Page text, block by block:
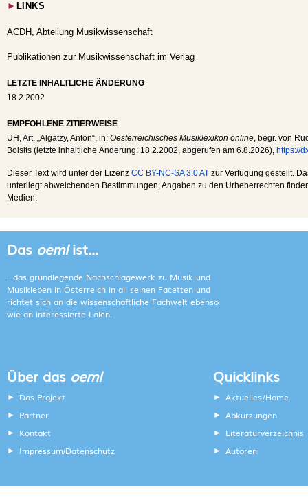
► LINKS
ACDH, Abteilung Musikwissenschaft
Publikationen zur Musikwissenschaft im Verlag
LETZTE INHALTLICHE ÄNDERUNG
18.2.2002
EMPFOHLENE ZITIERWEISE
UH , Art. „Algatzy, Anton“, in: Oesterreichisches Musiklexikon online , begr. von
Boisits (letzte inhaltliche Änderung: 18.2.2002 , abgerufen am 6.8.2026), https://
Dieser Text wird unter der Lizenz CC BY-NC-SA 3.0 AT zur Verfügung gestellt.
unterliegt abweichenden Bestimmungen; Angaben zu den Urheberrechten
Medien.
Das oemlist...
...das grundlegende Nachschlagewerk zu Musik und
Musikleben in Österreich in all seinen Facetten und
richtet sich an die wissenschaftliche Fachwelt ebenso
wie an interessierte Laien.
Über das oeml
Das Projekt
Partner
Kontakt
Impressum/Datenschutz
Quicklinks
Aktuelles/Home
Abkürzungen
Literaturverzeichnis
Autoren